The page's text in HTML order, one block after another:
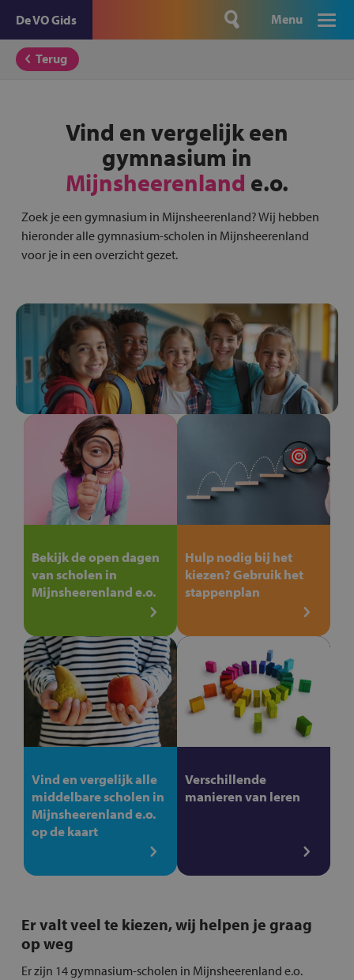
De VO Gids Menu
Terug
Vind en vergelijk een
gymnasium in
Mijnsheerenland e.o.
Zoek je een gymnasium in Mijnsheerenland? Wij hebben
hieronder alle gymnasium-scholen in Mijnsheerenland
voor je in een overzicht gezet.
Bekijk de open dagen
van scholen in
Mijnsheerenland e.o.
Hulp nodig bij het
kiezen? Gebruik het
stappenplan
Vind en vergelijk alle
middelbare scholen in
Mijnsheerenland e.o.
op de kaart
Verschillende
manieren van leren
Er valt veel te kiezen, wij helpen je graag
op weg
Er zijn 14 gymnasium-scholen in Mijnsheerenland e.o.